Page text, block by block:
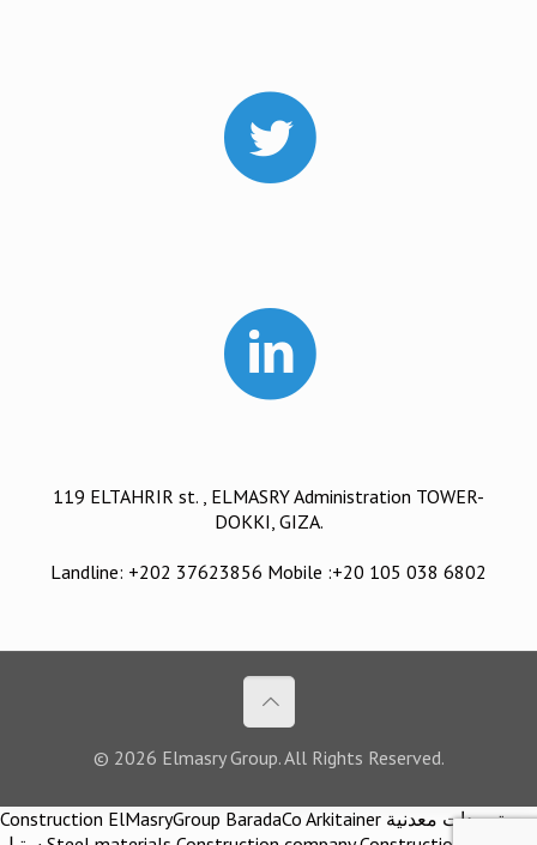
119 ELTAHRIR st. , ELMASRY Administration TOWER-
DOKKI, GIZA.
Landline: +202 37623856 Mobile :+20 105 038 6802
© 2026 Elmasry Group. All Rights Reserved.
Construction ElMasryGroup BaradaCo Arkitainer توريدات معدنية